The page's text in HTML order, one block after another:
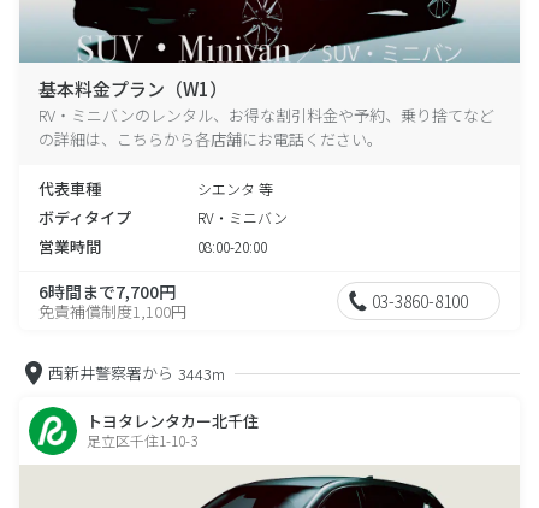
基本料金プラン（W1）
RV・ミニバンのレンタル、お得な割引料金や予約、乗り捨てなど
の詳細は、こちらから各店舗にお電話ください。
代表車種 シエンタ 等
ボディタイプ RV・ミニバン
営業時間 08:00-20:00
6時間まで7,700円
免責補償制度1,100円 03-3860-8100
西新井警察署から 3443m
トヨタレンタカー北千住
足立区千住1-10-3